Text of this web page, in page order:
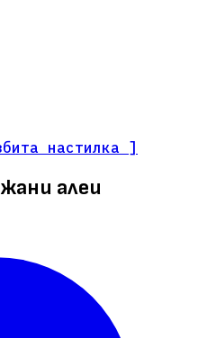
настилка ]
алеи